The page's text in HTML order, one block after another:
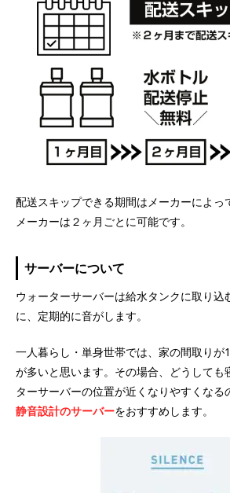
配送スキップできる期間はメーカーによっ
メーカーは２ヶ月ごとに可能です。
サーバーについて
ウォーターサーバーは給水タンクに取り込
に、定期的に音がします。
一人暮らし・単身世帯では、家の間取りが
が多いと思います。その場合、どうしても
ターサーバーの位置が近くなりやすくなる
静音設計のサーバーをおすすめします。